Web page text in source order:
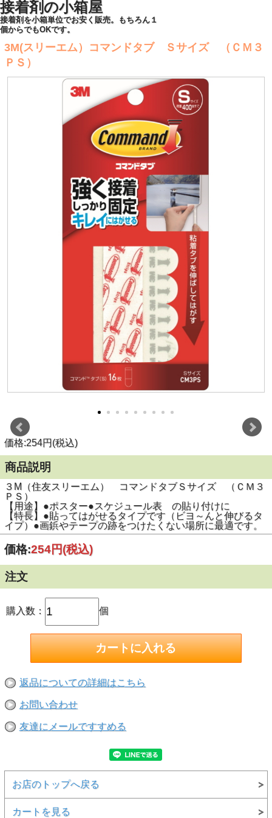
接着剤の小箱屋
接着剤を小箱単位でお安く販売。もちろん１
個からでもOKです。
3M(スリーエム）コマンドタブ Ｓサイズ （ＣＭ３
ＰＳ）
価格:254円(税込)
商品説明
３M（住友スリーエム） コマンドタブＳサイズ （ＣＭ３
ＰＳ）
【用途】●ポスター●スケジュール表 の貼り付けに
【特長】●貼ってはがせるタイプです（ビヨ～んと伸びるタ
イプ）●画鋲やテープの跡をつけたくない場所に最適です。
価格:254円(税込)
注文
購入数： 個
返品についての詳細はこちら
お問い合わせ
友達にメールですすめる
お店のトップへ戻る
カートを見る